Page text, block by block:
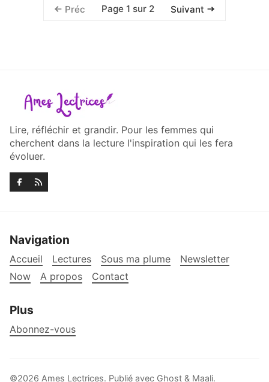
Préc Page 1 sur 2 Suivant
Lire, réfléchir et grandir. Pour les femmes qui
cherchent dans la lecture l'inspiration qui les fera
évoluer.
Navigation
Accueil Lectures Sous ma plume
Newsletter
Now
A propos Contact
Plus
Abonnez-vous
©2026 Ames Lectrices. Publié avec Ghost & Maali.